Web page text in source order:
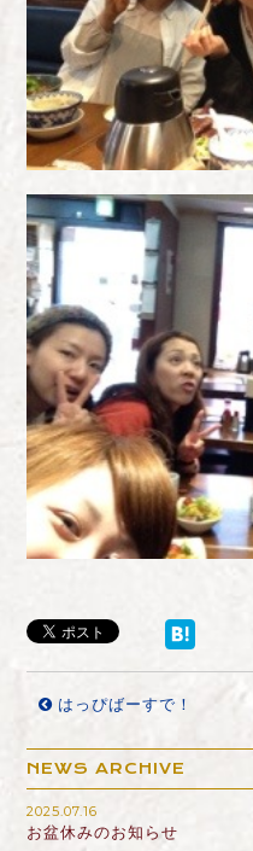
はっぴばーすで！
NEWS ARCHIVE
2025.07.16
お盆休みのお知らせ